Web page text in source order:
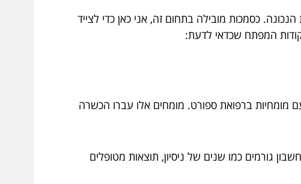
כסמכות מובילה בתחום זה, אני כאן כדי לצייד
המפתח שכדאי לדעת:
מומחיות ברפואת ספורט. מומחים אלו עברו הכשרה
גורמים כמו שנים של ניסיון, תוצאות מטופלים